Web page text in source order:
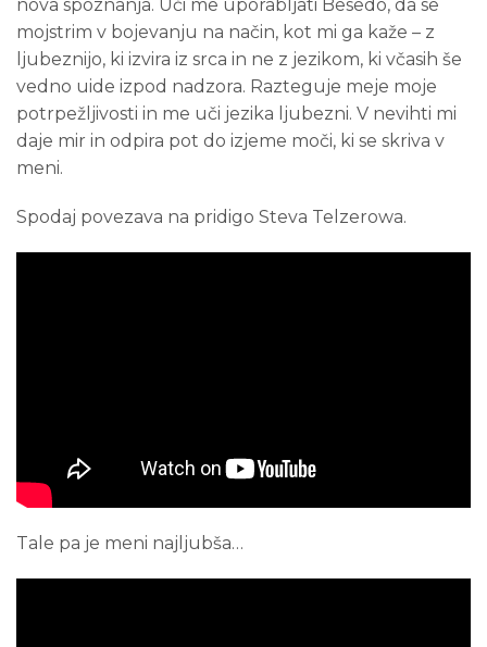
nova spoznanja. Uči me uporabljati Besedo, da se
mojstrim v bojevanju na način, kot mi ga kaže – z
ljubeznijo, ki izvira iz srca in ne z jezikom, ki včasih še
vedno uide izpod nadzora. Razteguje meje moje
potrpežljivosti in me uči jezika ljubezni. V nevihti mi
daje mir in odpira pot do izjeme moči, ki se skriva v
meni.
Spodaj povezava na pridigo Steva Telzerowa.
Tale pa je meni najljubša…